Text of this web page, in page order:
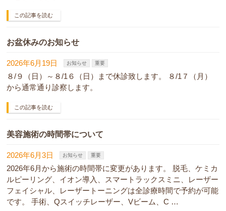
この記事を読む
お盆休みのお知らせ
2026年6月19日 お知らせ 重要
８/９（日）～８/1６（日）まで休診致します。 ８/1７（月）
から通常通り診察します。
この記事を読む
美容施術の時間帯について
2026年6月3日 お知らせ 重要
2026年6月から施術の時間帯に変更があります。 脱毛、ケミカ
ルピーリング、イオン導入、スマートラックスミニ、レーザー
フェイシャル、レーザートーニングは全診療時間で予約が可能
です。 手術、Qスイッチレーザー、Vビーム、C …